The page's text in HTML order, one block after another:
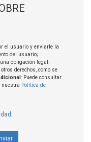
el usuario y enviarle la
del usuario;
obligación legal;
derechos, como se
: Puede consultar
nuestra Política de